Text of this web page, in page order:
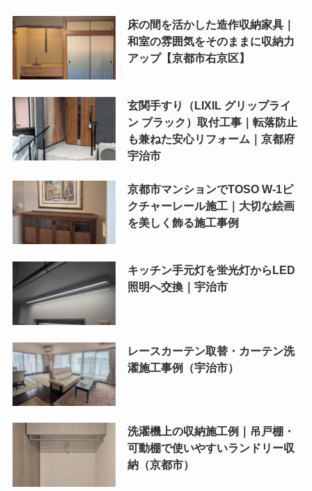
床の間を活かした造作収納家具｜
和室の雰囲気をそのままに収納力
アップ【京都市右京区】
玄関手すり（LIXIL グリップライ
ン ブラック）取付工事｜転落防止
も兼ねた安心リフォーム｜京都府
宇治市
京都市マンションでTOSO W-1ピ
クチャーレール施工｜大切な絵画
を美しく飾る施工事例
キッチン手元灯を蛍光灯からLED
照明へ交換｜宇治市
レースカーテン取替・カーテン洗
濯施工事例（宇治市）
洗濯機上の収納施工例｜吊戸棚・
可動棚で使いやすいランドリー収
納（京都市）